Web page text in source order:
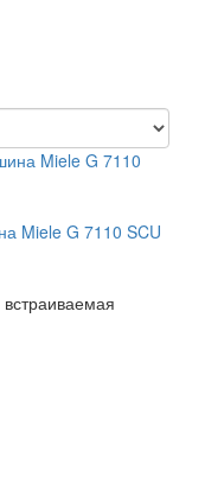
Miele G 7110 SCU
встраиваемая